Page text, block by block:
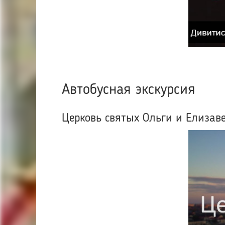
Автобусная экскурсия
Церковь святых Ольги и